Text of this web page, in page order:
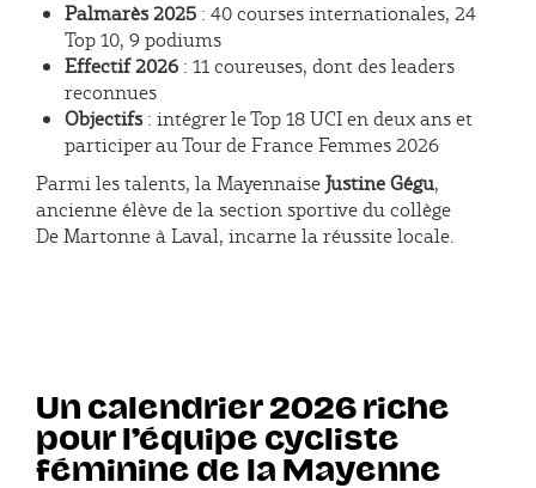
Palmarès 2025 : 40 courses internationales, 24
Top 10, 9 podiums
Effectif 2026 : 11 coureuses, dont des leaders
reconnues
Objectifs: intégrer le Top 18 UCI en deux ans et
participer au Tour de France Femmes 2026
Parmi les talents, la MayennaiseJustine Gégu,
ancienne élève de la section sportive du collège
De Martonne à Laval, incarne la réussite locale.
Un calendrier 2026 riche
pour l’équipe cycliste
féminine de la Mayenne